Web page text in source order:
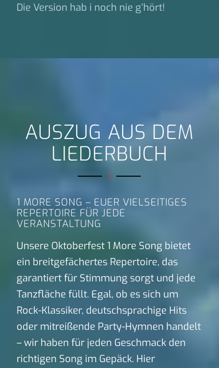
Die Version hab i noch nie g’hört!
AUSZUG AUS DEM
LIEDERBUCH
1 MORE SONG – EUER VIELSEITIGES
REPERTOIRE FÜR JEDE
VERANSTALTUNG
Unsere Oktoberfest 1 More Song bietet
ein breitgefächertes Repertoire, das
garantiert für Stimmung sorgt und jede
Tanzfläche füllt. Egal, ob es sich um
Rock-Klassiker, deutschsprachige Hits
oder mitreißende Party-Hymnen handelt
– wir haben für jeden Geschmack den
richtigen Song im Gepäck. Hier